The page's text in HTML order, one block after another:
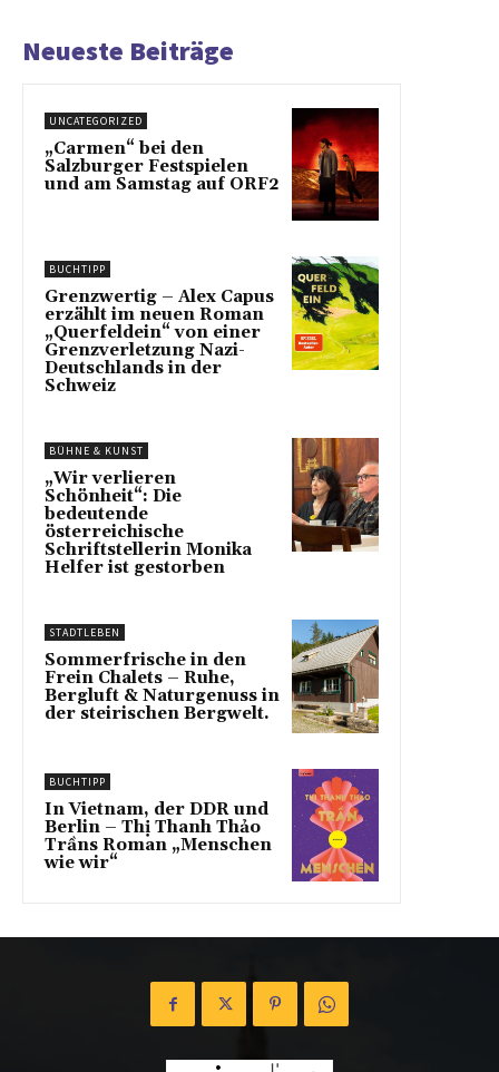
Neueste Beiträge
UNCATEGORIZED
„Carmen“ bei den
Salzburger Festspielen
und am Samstag auf ORF2
BUCHTIPP
Grenzwertig – Alex Capus
erzählt im neuen Roman
„Querfeldein“ von einer
Grenzverletzung Nazi-
Deutschlands in der
Schweiz
BÜHNE & KUNST
„Wir verlieren
Schönheit“: Die
bedeutende
österreichische
Schriftstellerin Monika
Helfer ist gestorben
STADTLEBEN
Sommerfrische in den
Frein Chalets – Ruhe,
Bergluft & Naturgenuss in
der steirischen Bergwelt.
BUCHTIPP
In Vietnam, der DDR und
Berlin – Thị Thanh Thảo
Trầns Roman „Menschen
wie wir“